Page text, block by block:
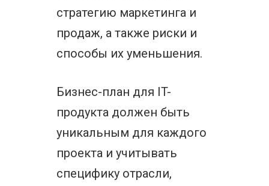
стратегию маркетинга и
продаж, а также риски и
способы их уменьшения.
Бизнес-план для IT-
продукта должен быть
уникальным для каждого
проекта и учитывать
специфику отрасли,